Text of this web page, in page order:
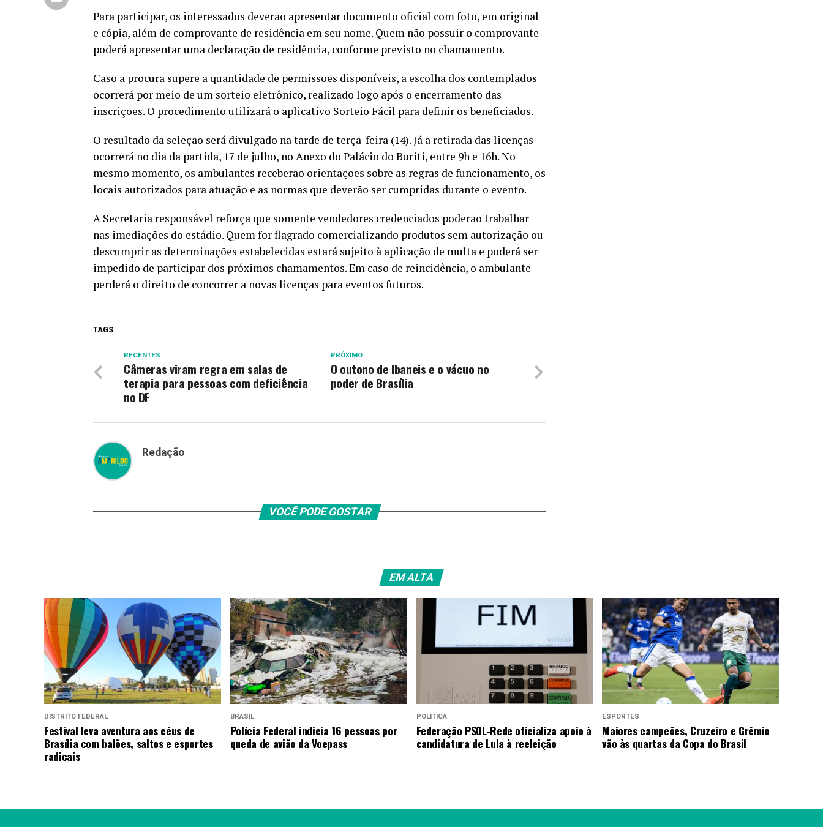
Para participar, os interessados deverão apresentar documento oficial com foto, em original
e cópia, além de comprovante de residência em seu nome. Quem não possuir o comprovante
poderá apresentar uma declaração de residência, conforme previsto no chamamento.
Caso a procura supere a quantidade de permissões disponíveis, a escolha dos contemplados
ocorrerá por meio de um sorteio eletrônico, realizado logo após o encerramento das
inscrições. O procedimento utilizará o aplicativo Sorteio Fácil para definir os beneficiados.
O resultado da seleção será divulgado na tarde de terça-feira (14). Já a retirada das licenças
ocorrerá no dia da partida, 17 de julho, no Anexo do Palácio do Buriti, entre 9h e 16h. No
mesmo momento, os ambulantes receberão orientações sobre as regras de funcionamento, os
locais autorizados para atuação e as normas que deverão ser cumpridas durante o evento.
A Secretaria responsável reforça que somente vendedores credenciados poderão trabalhar
nas imediações do estádio. Quem for flagrado comercializando produtos sem autorização ou
descumprir as determinações estabelecidas estará sujeito à aplicação de multa e poderá ser
impedido de participar dos próximos chamamentos. Em caso de reincidência, o ambulante
perderá o direito de concorrer a novas licenças para eventos futuros.
TAGS
PRÓXIMO
O outono de Ibaneis e o vácuo no
poder de Brasília
RECENTES
Câmeras viram regra em salas de
terapia para pessoas com deficiência
no DF
Redação
VOCÊ PODE GOSTAR
EM ALTA
DISTRITO FEDERAL
Festival leva aventura aos céus de
Brasília com balões, saltos e esportes
radicais
BRASIL
Polícia Federal indicia 16 pessoas por
queda de avião da Voepass
POLÍTICA
Federação PSOL-Rede oficializa apoio à
candidatura de Lula à reeleição
ESPORTES
Maiores campeões, Cruzeiro e Grêmio
vão às quartas da Copa do Brasil